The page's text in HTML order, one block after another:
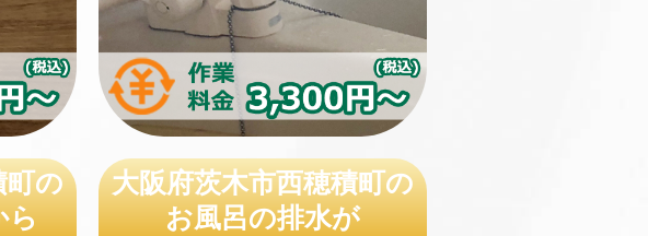
町の
ら
大阪府茨木市西穂積町の
お風呂の排水が